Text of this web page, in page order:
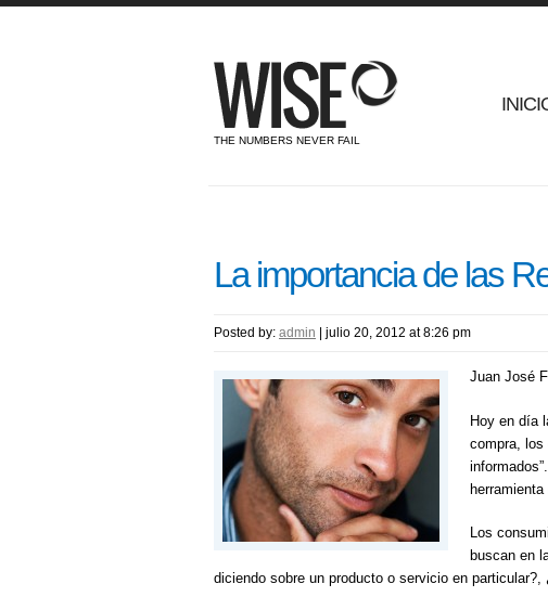
THE NUMBERS NEVER FAIL
La importancia de las
Posted by: admin julio 20, 2012 at 8:26 pm
Juan José
Hoy en día
compra, los
herramienta
Los
buscan en
diciendo sobre un producto o servicio en